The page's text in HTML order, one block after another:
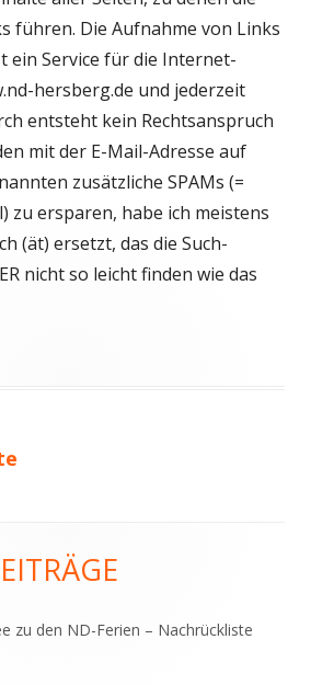
führen. Die Aufnahme von Links
ein Service für die Internet-
hersberg.de und jederzeit
entsteht kein Rechtsanspruch
mit der E-Mail-Adresse auf
zusätzliche SPAMs (=
zu ersparen, habe ich meistens
(ät) ersetzt, das die Such-
nicht so leicht finden wie das
zu den ND-Ferien – Nachrückliste